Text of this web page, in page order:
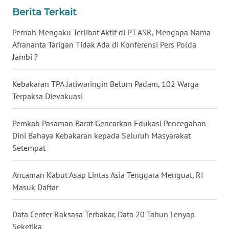
Berita Terkait
Pernah Mengaku Terlibat Aktif di PT ASR, Mengapa Nama
Afrananta Tarigan Tidak Ada di Konferensi Pers Polda
Jambi ?
Kebakaran TPA Jatiwaringin Belum Padam, 102 Warga
Terpaksa Dievakuasi
Pemkab Pasaman Barat Gencarkan Edukasi Pencegahan
Dini Bahaya Kebakaran kepada Seluruh Masyarakat
Setempat
Ancaman Kabut Asap Lintas Asia Tenggara Menguat, RI
Masuk Daftar
Data Center Raksasa Terbakar, Data 20 Tahun Lenyap
Seketika
WN
WN
JOGJA
WN
JATIM
WN
BALI
KALBAR
WN
KALTENG